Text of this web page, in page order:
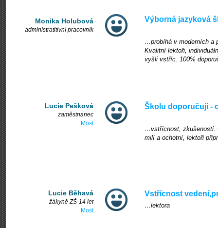
Monika Holubová
administratitivní pracovník
Výborná jazyková
…probíhá v moderních a
Kvalitní lektoři,
vyšli vstříc. 100%
Lucie Pešková
zaměstnanec
Most
Školu doporučuji -
…vstřícnost, zkušenosti.
milí a ochotní, lektoři
Lucie Běhavá
žákyně ZŠ-14 let
Most
Vstřícnost
…lektora